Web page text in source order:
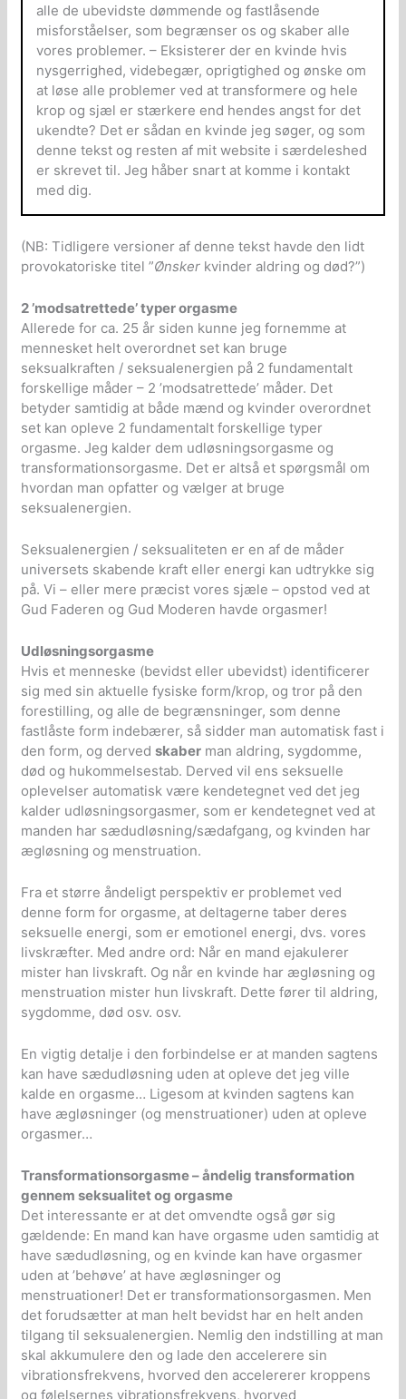
alle de ubevidste dømmende og fastlåsende
misforståelser, som begrænser os og skaber alle
vores problemer. – Eksisterer der en kvinde hvis
nysgerrighed, videbegær, oprigtighed og ønske om
at løse alle problemer ved at transformere og hele
krop og sjæl er stærkere end hendes angst for det
ukendte? Det er sådan en kvinde jeg søger, og som
denne tekst og resten af mit website i særdeleshed
er skrevet til. Jeg håber snart at komme i kontakt
med dig.
(NB: Tidligere versioner af denne tekst havde den lidt
provokatoriske titel ”Ønsker kvinder aldring og død?”)
2 ’modsatrettede’ typer orgasme
Allerede for ca. 25 år siden kunne jeg fornemme at
mennesket helt overordnet set kan bruge
seksualkraften / seksualenergien på 2 fundamentalt
forskellige måder – 2 ’modsatrettede’ måder. Det
betyder samtidig at både mænd og kvinder overordnet
set kan opleve 2 fundamentalt forskellige typer
orgasme. Jeg kalder dem udløsningsorgasme og
transformationsorgasme. Det er altså et spørgsmål om
hvordan man opfatter og vælger at bruge
seksualenergien.
Seksualenergien / seksualiteten er en af de måder
universets skabende kraft eller energi kan udtrykke sig
på. Vi – eller mere præcist vores sjæle – opstod ved at
Gud Faderen og Gud Moderen havde orgasmer!
Udløsningsorgasme
Hvis et menneske (bevidst eller ubevidst) identificerer
sig med sin aktuelle fysiske form/krop, og tror på den
forestilling, og alle de begrænsninger, som denne
fastlåste form indebærer, så sidder man automatisk fast i
den form, og dervedskaber man aldring, sygdomme,
død og hukommelsestab. Derved vil ens seksuelle
oplevelser automatisk være kendetegnet ved det jeg
kalder udløsningsorgasmer, som er kendetegnet ved at
manden har sædudløsning/sædafgang, og kvinden har
ægløsning og menstruation.
Fra et større åndeligt perspektiv er problemet ved
denne form for orgasme, at deltagerne taber deres
seksuelle energi, som er emotionel energi, dvs. vores
livskræfter. Med andre ord: Når en mand ejakulerer
mister han livskraft. Og når en kvinde har ægløsning og
menstruation mister hun livskraft. Dette fører til aldring,
sygdomme, død osv. osv.
En vigtig detalje i den forbindelse er at manden sagtens
kan have sædudløsning uden at opleve det jeg ville
kalde en orgasme… Ligesom at kvinden sagtens kan
have ægløsninger (og menstruationer) uden at opleve
orgasmer…
Transformationsorgasme – åndelig transformation
gennem seksualitet og orgasme
Det interessante er at det omvendte også gør sig
gældende: En mand kan have orgasme uden samtidig at
have sædudløsning, og en kvinde kan have orgasmer
uden at ’behøve’ at have ægløsninger og
menstruationer! Det er transformationsorgasmen. Men
det forudsætter at man helt bevidst har en helt anden
tilgang til seksualenergien. Nemlig den indstilling at man
skal akkumulere den og lade den accelerere sin
vibrationsfrekvens, hvorved den accelererer kroppens
og følelsernes vibrationsfrekvens, hvorved